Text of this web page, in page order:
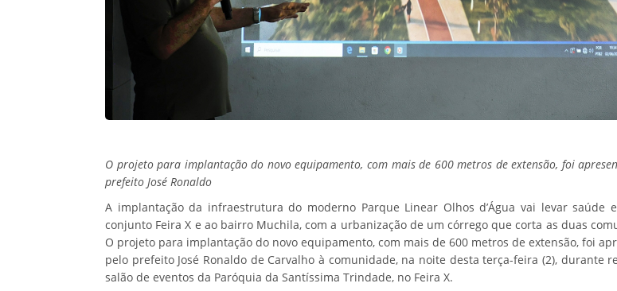
O projeto para implantação do novo equipamento, com mais de 600 metros de extensão, foi
prefeito José Ronaldo
A implantação da infraestrutura do moderno Parque Linear Olhos d’Água vai levar saúde
conjunto Feira X e ao bairro Muchila, com a urbanização de um córrego que corta as duas
O projeto para implantação do novo equipamento, com mais de 600 metros de extensão, foi
pelo prefeito José Ronaldo de Carvalho à comunidade, na noite desta terça-feira (2), durante
salão de eventos da Paróquia da Santíssima Trindade, no Feira X.